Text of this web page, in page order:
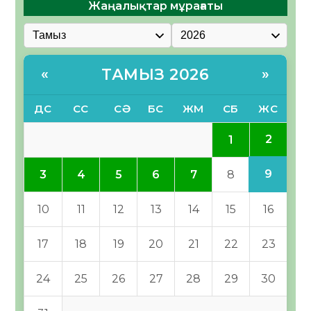
Жаңалықтар мұрағаты
« ТАМЫЗ 2026 »
ДС СС СӘ БС ЖМ СБ ЖС
1 2
3 4 5 6 7 8 9
10 11 12 13 14 15 16
17 18 19 20 21 22 23
24 25 26 27 28 29 30